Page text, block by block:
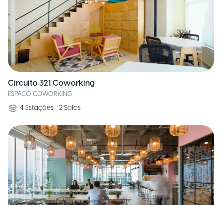
Circuito 321 Coworking
ESPACO COWORKING
4 Estações • 2 Salas